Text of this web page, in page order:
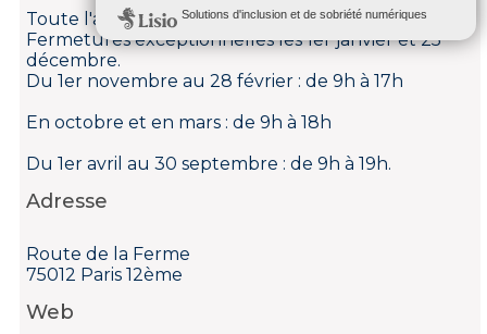
Toute l'année tous les jours.
Fermetures exceptionnelles les 1er janvier et 25
décembre.
Du 1er novembre au 28 février : de 9h à 17h
En octobre et en mars : de 9h à 18h
Du 1er avril au 30 septembre : de 9h à 19h.
Adresse
Route de la Ferme
75012 Paris 12ème
Web